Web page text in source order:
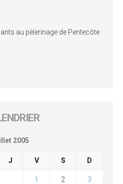
au pèlerinage de Pentecôte
2005
J V S D
1 2 3